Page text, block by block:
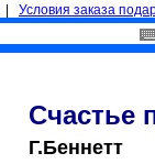
Условия заказа
Счастье
Г.Беннетт